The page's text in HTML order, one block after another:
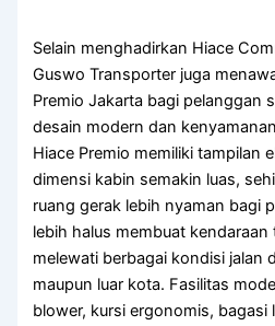
Selain menghadirkan Hiace
Guswo Transporter juga
Premio Jakarta bagi pelanggan
desain modern dan
Hiace Premio memiliki tampilan
dimensi kabin semakin luas,
ruang gerak lebih nyaman bagi
lebih halus membuat
melewati berbagai kondisi jalan
maupun luar kota. Fasilitas
blower, kursi ergonomis, bagasi